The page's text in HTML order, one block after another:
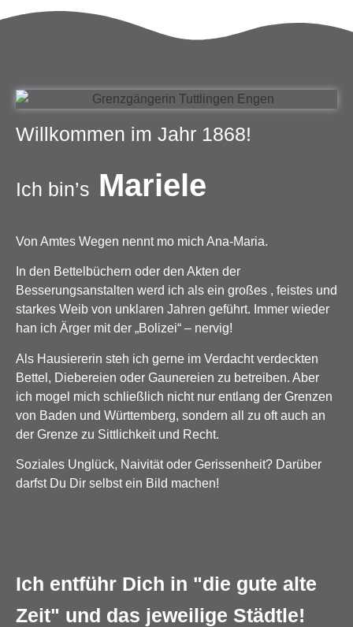
Willkommen im Jahr 1868!
Ich bin’s Mariele
Von Amtes Wegen nennt mo mich Ana-Maria.
In den Bettelbüchern oder den Akten der
Besserungsanstalten werd ich als ein großes , feistes und
starkes Weib von unklaren Jahren geführt. Immer wieder
han ich Ärger mit der „Bolizei“ – nervig!
Als Hausiererin steh ich gerne im Verdacht verdeckten
Bettel, Diebereien oder Gaunereien zu betreiben. Aber
ich mogel mich schließlich nicht nur entlang der Grenzen
von Baden und Württemberg, sondern all zu oft auch an
der Grenze zu Sittlichkeit und Recht.
Soziales Unglück, Naivität oder Gerissenheit? Darüber
darfst Du Dir selbst ein Bild machen!
Ich entführ Dich in "die gute alte
Zeit" und das jeweilige Städtle!